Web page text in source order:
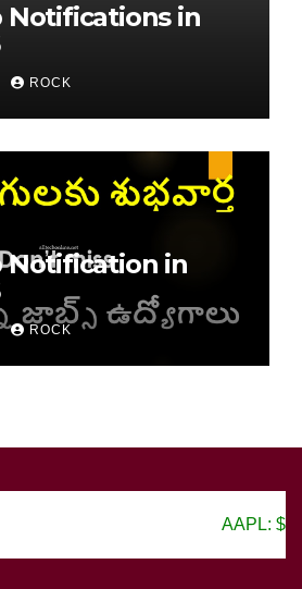
Notifications in
ROCK
Notification in
ROCK
AAPL: $150.25